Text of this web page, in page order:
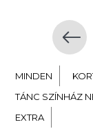
MINDEN
TÁNC SZÍNHÁZ
EXTRA